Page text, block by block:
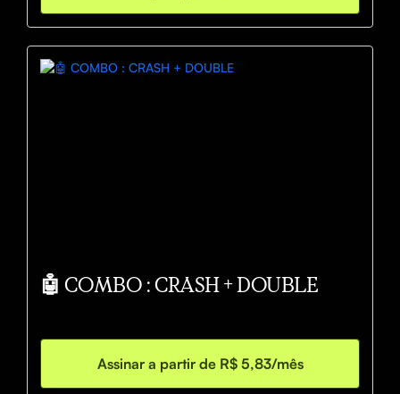
🤖 COMBO : CRASH + DOUBLE
Assinar a partir de R$ 5,83/mês